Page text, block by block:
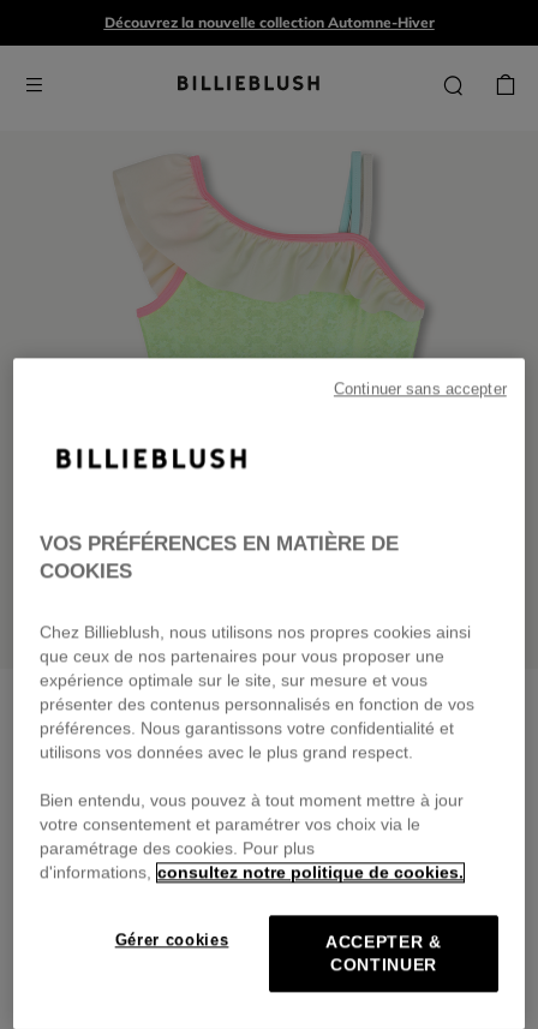
Découvrez la nouvelle collection Automne-Hiver
Maillot de bain 1 piècegreen lemon
dès 49,00 €
Payez en 4 fois sans frais avec
🔒Paiement sécurisé & retours faciles
DESCRIPTION
COMPOSITION
VOS PRÉFÉRENCES EN MATIÈRE DE
COOKIES
Chez Billieblush, nous utilisons nos propres cookies ainsi
que ceux de nos partenaires pour vous proposer une
expérience optimale sur le site, sur mesure et vous
présenter des contenus personnalisés en fonction de vos
préférences. Nous garantissons votre confidentialité et
utilisons vos données avec le plus grand respect.
Bien entendu, vous pouvez à tout moment mettre à jour
votre consentement et paramétrer vos choix via le
paramétrage des cookies. Pour plus
d'informations, consultez notre politique de cookies.
Gérer cookies
ACCEPTER &
CONTINUER
Continuer sans accepter